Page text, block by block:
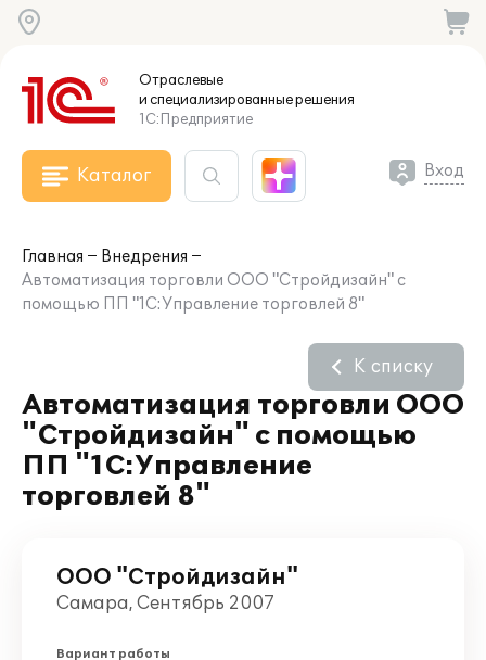
Отраслевые
и специализированныерешения
1С:Предприятие
Каталог Вход
Главная
Внедрения
Автоматизация торговли ООО "Стройдизайн" с
помощью ПП "1С:Управление торговлей 8"
Автоматизация торговли ООО
"Стройдизайн" с помощью
ПП "1С:Управление
торговлей 8"
К списку
ООО "Стройдизайн"
Самара, Сентябрь 2007
Вариант работы